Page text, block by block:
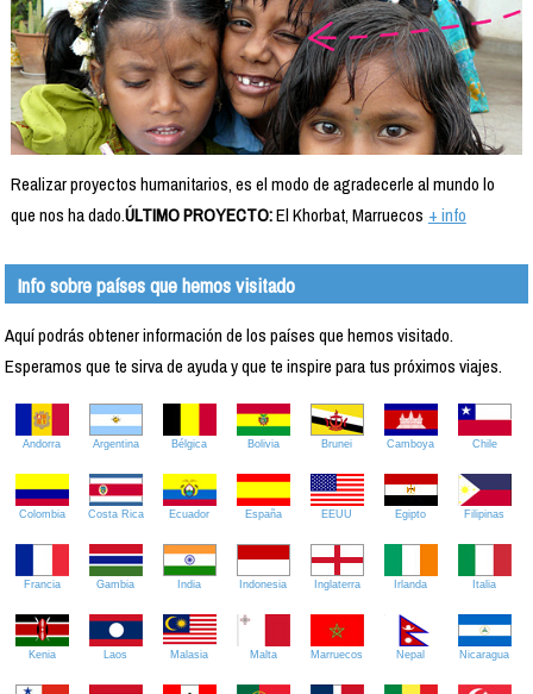
Realizar proyectos humanitarios, es el modo de agradecerle al mundo lo
que nos ha dado.ÚLTIMO PROYECTO:El Khorbat, Marruecos + info
Info sobre países que hemos visitado
Aquí podrás obtener información de los países que hemos visitado.
Esperamos que te sirva de ayuda y que te inspire para tus próximos viajes.
Andorra Argentina Bélgica Bolivia Brunei Camboya Chile
Colombia Costa Rica Ecuador España EEUU Egipto Filipinas
Francia Gambia India Indonesia Inglaterra Irlanda Italia
Kenia Laos Malasia Malta Marruecos Nepal Nicaragua